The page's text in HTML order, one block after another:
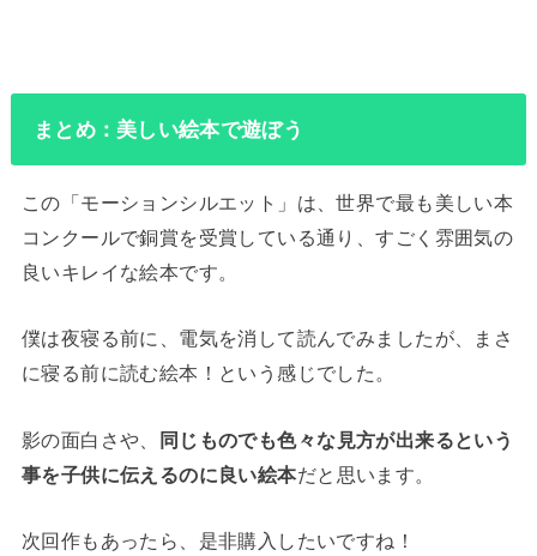
まとめ：美しい絵本で遊ぼう
この「モーションシルエット」は、世界で最も美しい本
コンクールで銅賞を受賞している通り、すごく雰囲気の
良いキレイな絵本です。
僕は夜寝る前に、電気を消して読んでみましたが、まさ
に寝る前に読む絵本！という感じでした。
影の面白さや、
同じものでも色々な見方が出来るという
事を子供に伝えるのに良い絵本だと思います。
次回作もあったら、是非購入したいですね！